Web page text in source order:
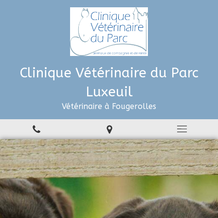
Clinique Vétérinaire du Parc
Luxeuil
Vétérinaire à Fougerolles